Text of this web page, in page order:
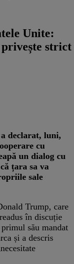
Unite:
strict
declarat, luni,
cu
un dialog cu
țara sa va
sale
Trump, care
în discuție
său mandat
și a descris